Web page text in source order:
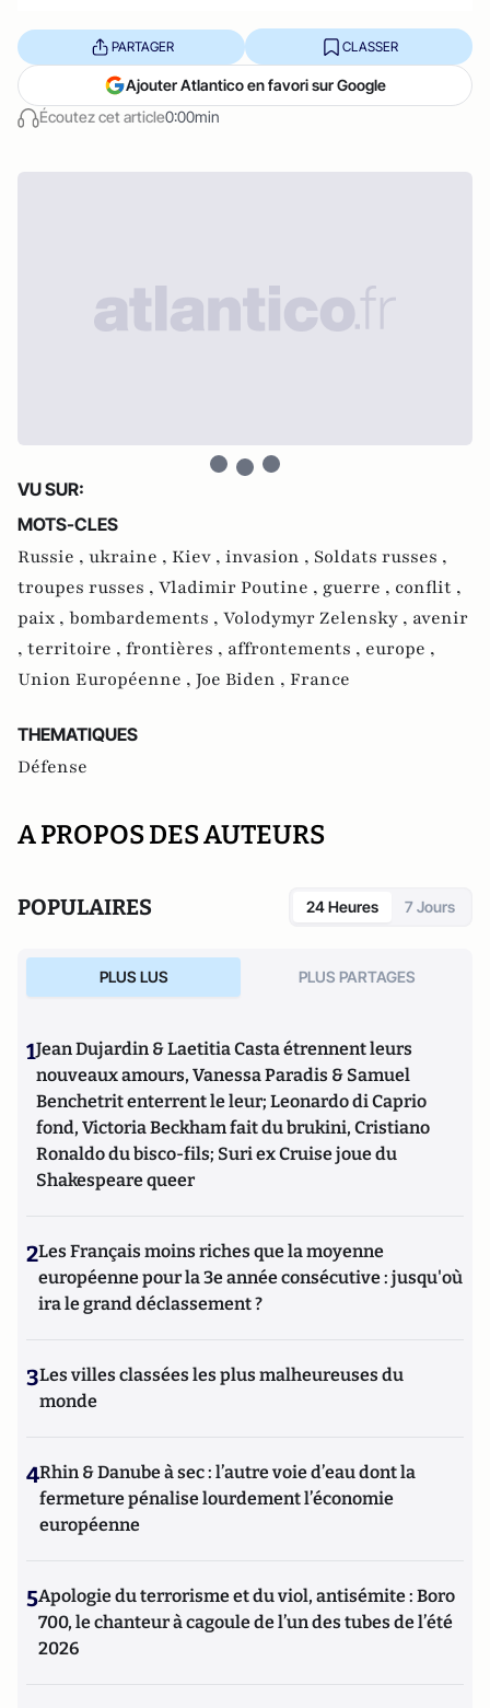
Écoutez cet article0:00min
PARTAGER CLASSER
Ajouter Atlantico en favori sur Google
VU SUR:
MOTS-CLES
Russie , ukraine , Kiev , invasion , Soldats russes ,
troupes russes , Vladimir Poutine , guerre , conflit ,
paix , bombardements , Volodymyr Zelensky , avenir
, territoire , frontières , affrontements , europe ,
Union Européenne , Joe Biden , France
THEMATIQUES
Défense
A PROPOS DES AUTEURS
POPULAIRES 24 Heures 7 Jours
PLUS LUS PLUS PARTAGES
1Jean Dujardin & Laetitia Casta étrennent leurs
nouveaux amours, Vanessa Paradis & Samuel
Benchetrit enterrent le leur; Leonardo di Caprio
fond, Victoria Beckham fait du brukini, Cristiano
Ronaldo du bisco-fils; Suri ex Cruise joue du
Shakespeare queer
2Les Français moins riches que la moyenne
européenne pour la 3e année consécutive : jusqu'où
ira le grand déclassement ?
3Les villes classées les plus malheureuses du
monde
4Rhin & Danube à sec : l’autre voie d’eau dont la
fermeture pénalise lourdement l’économie
européenne
5Apologie du terrorisme et du viol, antisémite : Boro
700, le chanteur à cagoule de l’un des tubes de l’été
2026